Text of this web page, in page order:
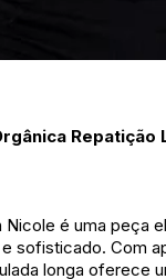
Nicole é uma peça
sofisticado. Com
longa oferece